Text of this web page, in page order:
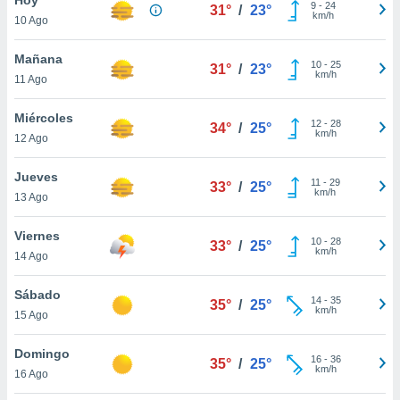
en
más
nuestra
de
cookies
aceptar
10 Ago
31° / 23° 9- 24
km/h
Mañana
11 Ago
31° / 23° 10- 25
km/h
Miércoles
12 Ago
34° / 25° 12- 28
km/h
Jueves
13 Ago
33° / 25° 11 - 29
km/h
Viernes
14 Ago
33° / 25° 10- 28
km/h
Sábado
15 Ago
35° / 25° 14- 35
km/h
Domingo
16 Ago
35° / 25° 16- 36
km/h